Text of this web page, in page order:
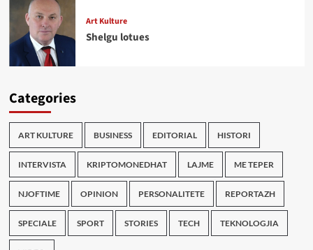
Art Kulture
Shelgu lotues
Categories
ART KULTURE BUSINESS EDITORIAL HISTORI
INTERVISTA KRIPTOMONEDHAT LAJME ME TEPER
NJOFTIME OPINION PERSONALITETE REPORTAZH
SPECIALE SPORT STORIES TECH TEKNOLOGJIA